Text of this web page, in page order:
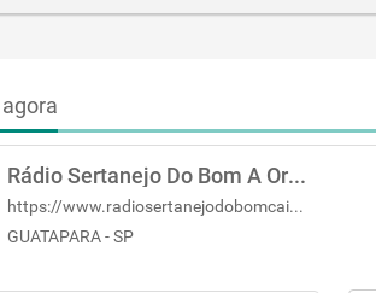
Rádio Sertanejo Do Bom A Original
https://www.radiosertanejodobomcaipira.com.br/
GUATAPARA - SP